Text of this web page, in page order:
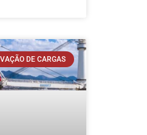
DE CARGAS